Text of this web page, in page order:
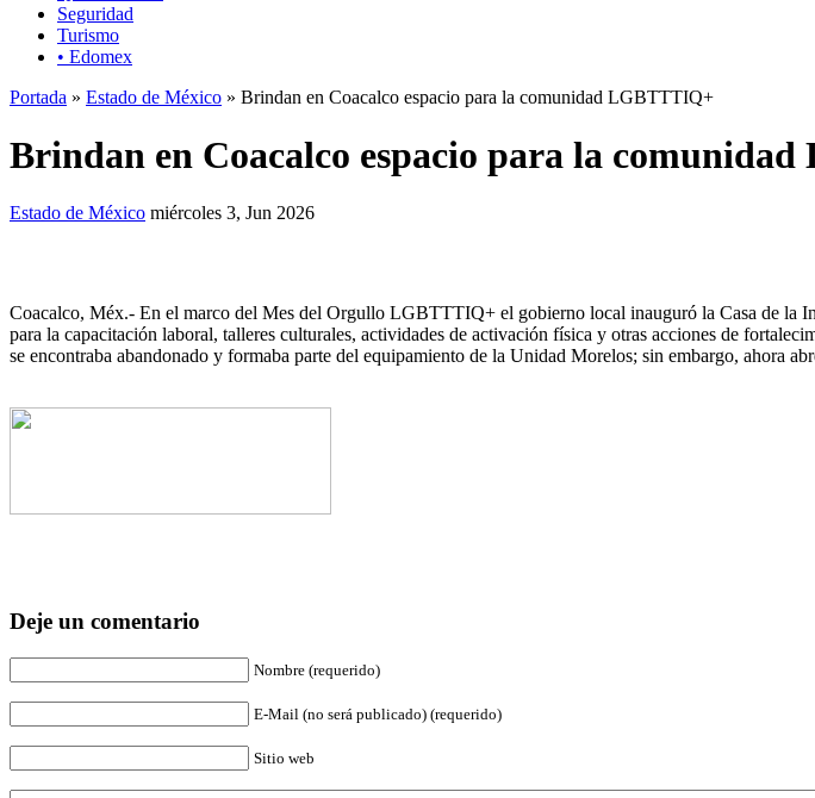
Seguridad
Turismo
• Edomex
Portada » Estado de México » Brindan en Coacalco espacio para la comunidad LGBTTTIQ+
Brindan en Coacalco espacio para la
Estado de México miércoles 3, Jun 2026
Coacalco, Méx.- En el marco del Mes del Orgullo LGBTTTIQ+ el gobierno local inauguró la Casa de la
para la capacitación laboral, talleres culturales, actividades de activación física y otras acciones de
se encontraba abandonado y formaba parte del equipamiento de la Unidad Morelos; sin embargo, ahora
Deje un comentario
Nombre (requerido)
E-Mail (no será publicado) (requerido)
Sitio web